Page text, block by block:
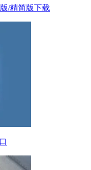
/精简版下载